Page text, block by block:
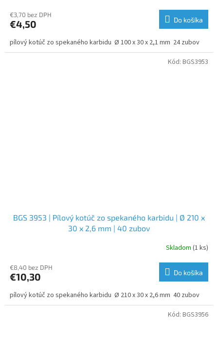
€3,70 bez DPH
€4,50 Do košíka
pílový kotúč zo spekaného karbidu Ø 100 x 30 x 2,1 mm 24 zubov
BGS 3953 | Pílový kotúč zo spekaného karbidu | Ø 210 x
30 x 2,6 mm | 40 zubov
Skladom (1 ks)
€8,40 bez DPH
€10,30 Do košíka
pílový kotúč zo spekaného karbidu Ø 210 x 30 x 2,6 mm 40 zubov
Kód: BGS3953
Kód: BGS3956